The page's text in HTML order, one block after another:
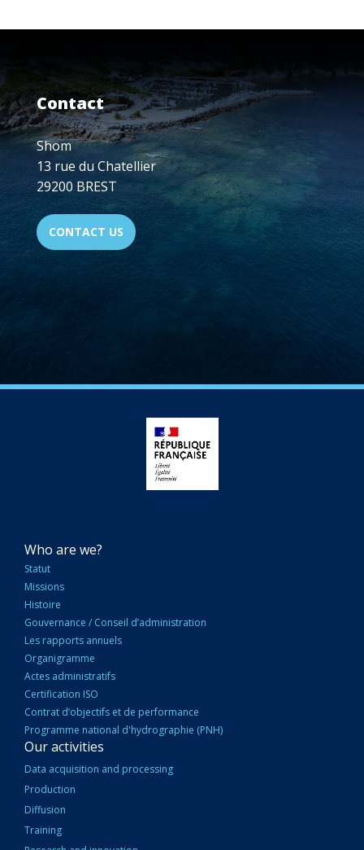
Contact
Shom
13 rue du Chatellier
29200 BREST
CONTACT US
NAVIGATION
PRINCIPALE
Who are we?
Statut
Missions
Histoire
Gouvernance / Conseil d’administration
Les rapports annuels
Organigramme
Actes administratifs
Certification ISO
Contrat d’objectifs et de performance
Programme national d'hydrographie (PNH)
Our activities
Data acquisition and processing
Production
Diffusion
Training